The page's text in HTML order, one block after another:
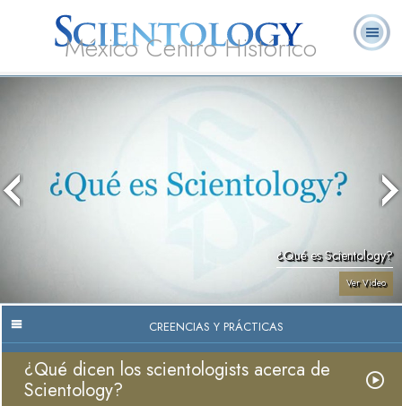
México Centro Histórico
¿Qué es Scientology?
Ver Video
CREENCIAS Y PRÁCTICAS
¿Qué dicen los scientologists acerca de
Scientology?